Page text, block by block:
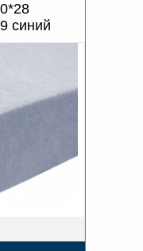
синий